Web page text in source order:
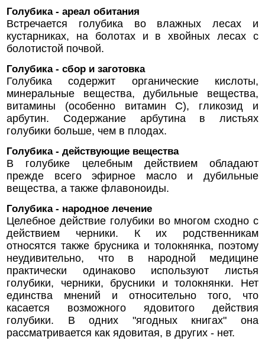
Голубика - ареал обитания
Встречается голубика во влажных лесах и
кустарниках, на болотах и в хвойных лесах с
болотистой почвой.
Голубика - сбор и заготовка
Голубика содержит органические кислоты,
минеральные вещества, дубильные вещества,
витамины (особенно витамин С), гликозид и
арбутин. Содержание арбутина в листьях
голубики больше, чем в плодах.
Голубика - действующие вещества
В голубике целебным действием обладают
прежде всего эфирное масло и дубильные
вещества, а также флавоноиды.
Голубика - народное лечение
Целебное действие голубики во многом сходно с
действием черники. К их родственникам
относятся также брусника и толокнянка, поэтому
неудивительно, что в народной медицине
практически одинаково используют листья
голубики, черники, брусники и толокнянки. Нет
единства мнений и относительно того, что
касается возможного ядовитого действия
голубики. В одних "ягодных книгах" она
рассматривается как ядовитая, в других - нет.